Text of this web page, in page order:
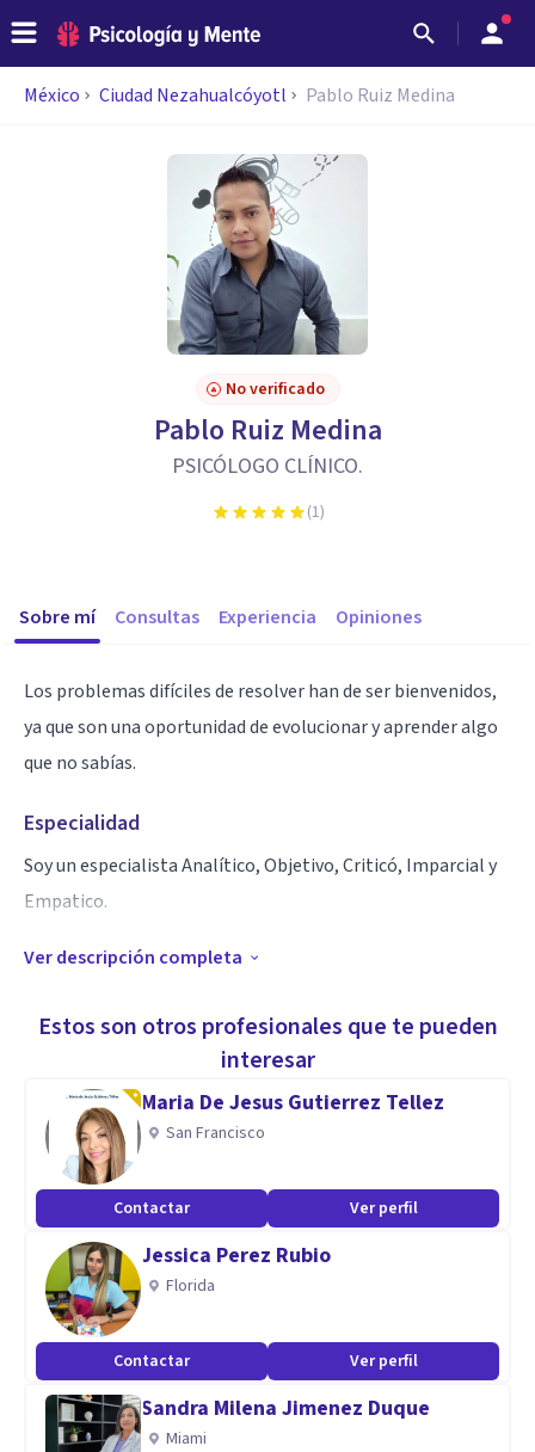
México Ciudad Nezahualcóyotl Pablo Ruiz Medina
No verificado
Pablo Ruiz Medina
PSICÓLOGO CLÍNICO.
(1)
Sobre mí Consultas Experiencia Opiniones
Los problemas difíciles de resolver han de ser bienvenidos,
ya que son una oportunidad de evolucionar y aprender algo
que no sabías.
Especialidad
Soy un especialista Analítico, Objetivo, Criticó, Imparcial y
Empatico.
Aptitudes
a cada situación para el bienestar emocional y resolución de
Ver descripción completa
Estos son otros profesionales que te pueden
interesar
Maria De Jesus Gutierrez Tellez
San Francisco
Contactar Ver perfil
Jessica Perez Rubio
Florida
Contactar Ver perfil
Sandra Milena Jimenez Duque
Miami